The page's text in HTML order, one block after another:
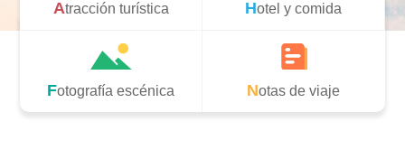
Atracción turística Hotel y comida
Fotografía escénica Notas de viaje